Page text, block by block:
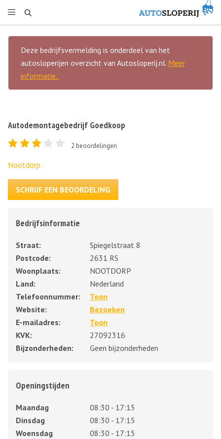
Deze bedrijfsvermelding is onderdeel van het
autosloperijen overzicht van Autosloperij.nl. Meer
informatie..
Autodemontagebedrijf Goedkoop
2 beoordelingen
Nootdorp
SCHRIJF EEN BEOORDELING
Bedrijfsinformatie
Straat:
Spiegelstraat 8
Postcode:
2631 RS
Woonplaats:
NOOTDORP
Land:
Nederland
Telefoonnummer:
Toon
Website:
Bezoeken
E-mailadres:
Toon
KVK:
27092316
Bijzonderheden:
Geen bijzonderheden
Openingstijden
Maandag
08:30 - 17:15
Dinsdag
08:30 - 17:15
Woensdag
08:30 - 17:15